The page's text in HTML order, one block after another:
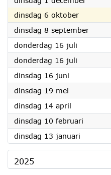
dinsdag 6 oktober2026
dinsdag 8 september2026
donderdag 16 juli
donderdag 16 juli
dinsdag 16 juni
dinsdag 19 mei
dinsdag 14 april
dinsdag 10 februari
dinsdag 13 januari
2025